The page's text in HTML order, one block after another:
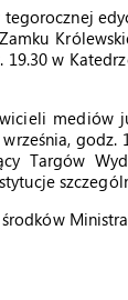
tegorocznej
w
mediów
godz.
Targów